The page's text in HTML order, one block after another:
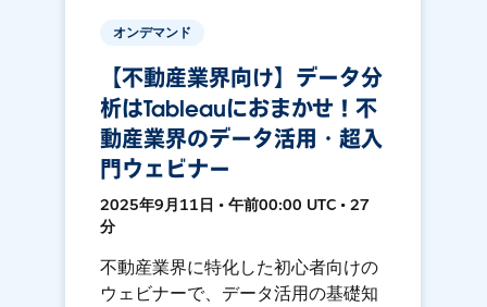
オンデマンド
【不動産業界向け】データ分
析はTableauにおまかせ！不
動産業界のデータ活用・超入
門ウェビナー
2025年9月11日 • 午前00:00 UTC • 27
分
不動産業界に特化した初心者向けの
ウェビナーで、データ活用の基礎知